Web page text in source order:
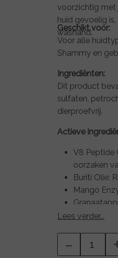
voorzichtig met
huid gevoelig
washand.
Geschikt voor:
Voor alle
Shammy en
Ingrediënten:
Dit product
sulfaten,
dierproefvrij.
Actieve
V8 Peptide
oorzaken
Buriti Olie:
Mango
werking
Multifruit
Lees verder...
-